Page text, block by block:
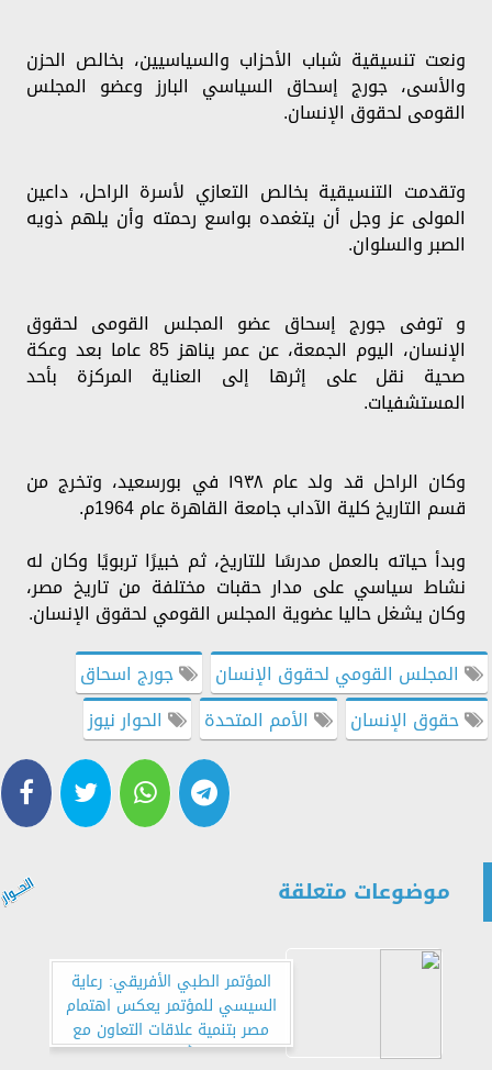
ونعت تنسيقية شباب الأحزاب والسياسيين، بخالص الحزن
والأسى، جورج إسحاق السياسي البارز وعضو المجلس
القومى لحقوق الإنسان.
وتقدمت التنسيقية بخالص التعازي لأسرة الراحل، داعين
المولى عز وجل أن يتغمده بواسع رحمته وأن يلهم ذويه
الصبر والسلوان.
و توفى جورج إسحاق عضو المجلس القومى لحقوق
الإنسان، اليوم الجمعة، عن عمر يناهز 85 عاما بعد وعكة
صحية نقل على إثرها إلى العناية المركزة بأحد
المستشفيات.
وكان الراحل قد ولد عام ١٩٣٨ في بورسعيد، وتخرج من
قسم التاريخ كلية الآداب جامعة القاهرة عام 1964م.
وبدأ حياته بالعمل مدرسًا للتاريخ، ثم خبيرًا تربويًا وكان له
نشاط سياسي على مدار حقبات مختلفة من تاريخ مصر،
وكان يشغل حاليا عضوية المجلس القومي لحقوق الإنسان.
المجلس القومي لحقوق الإنسان
جورج اسحاق
حقوق الإنسان
الأمم المتحدة الحوار نيوز
موضوعات متعلقة
المؤتمر الطبي الأفريقي: رعاية
السيسي للمؤتمر يعكس اهتمام
مصر بتنمية علاقات التعاون مع
أفريقيا